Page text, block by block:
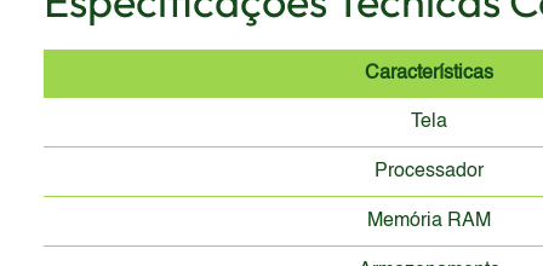
Características
Tela
Processador
Memória RAM